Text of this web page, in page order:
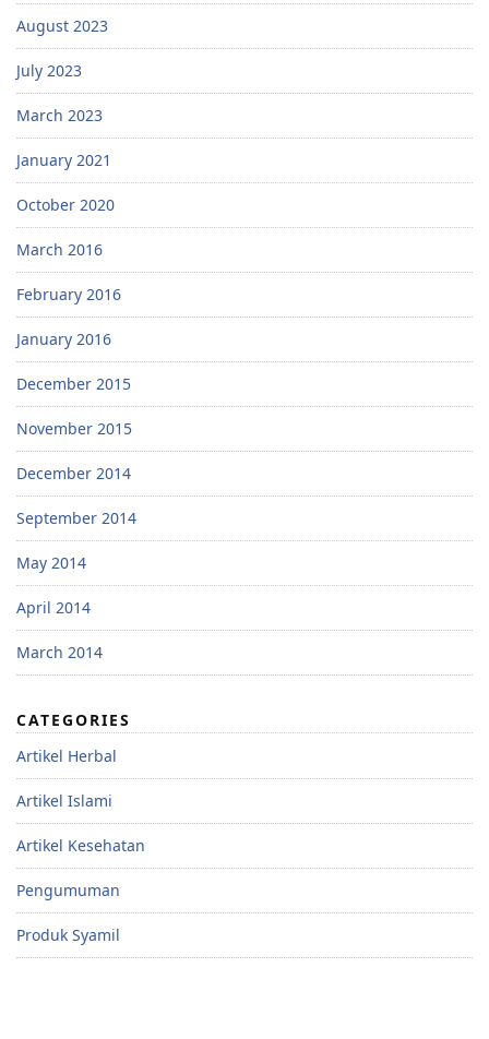
August 2023
July 2023
March 2023
January 2021
October 2020
March 2016
February 2016
January 2016
December 2015
November 2015
December 2014
September 2014
May 2014
April 2014
March 2014
CATEGORIES
Artikel Herbal
Artikel Islami
Artikel Kesehatan
Pengumuman
Produk Syamil